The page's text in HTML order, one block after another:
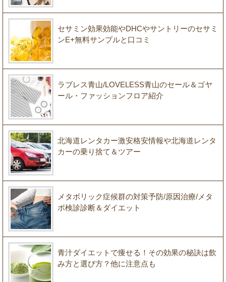
セサミン効果効能やDHCやサントリーのセサミ
ンE+無料サンプルと口コミ
ラブレス青山/LOVELESS青山のセール＆ゴヤ
ール・ファッションフロア紹介
北海道レンタカー激安格安情報や北海道レンタ
カーの乗り捨て＆ツアー
メタボリック症候群の対策予防/原因治療/メタ
ボ検診診断＆ダイエット
青汁ダイエットで痩せる！その効果の秘訣は飲
み方と選び方？他に注意点も